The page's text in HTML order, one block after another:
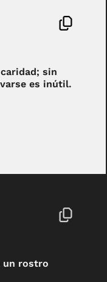
sin
es inútil.
un rostro